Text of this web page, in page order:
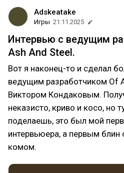
Adskeatake
Игры 21.11.2025
Интервью с ведущим
Ash And Steel.
Вот я наконец-то и сделал
ведущим разработчиком Of
Виктором Кондаковым.
неказисто, криво и косо, но
поделаешь, это был мой
интервьюера, а первым
комом.